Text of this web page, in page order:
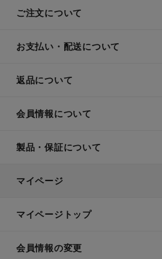
ご注文について
お支払い・配送について
返品について
会員情報について
製品・保証について
マイページ
マイページトップ
会員情報の変更